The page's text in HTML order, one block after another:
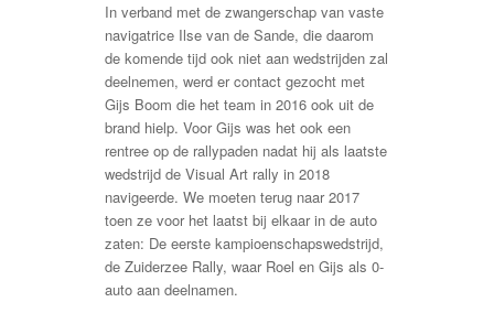
In verband met de zwangerschap van vaste
navigatrice Ilse van de Sande, die daarom
de komende tijd ook niet aan wedstrijden zal
deelnemen, werd er contact gezocht met
Gijs Boom die het team in 2016 ook uit de
brand hielp. Voor Gijs was het ook een
rentree op de rallypaden nadat hij als laatste
wedstrijd de Visual Art rally in 2018
navigeerde. We moeten terug naar 2017
toen ze voor het laatst bij elkaar in de auto
zaten: De eerste kampioenschapswedstrijd,
de Zuiderzee Rally, waar Roel en Gijs als 0-
auto aan deelnamen.